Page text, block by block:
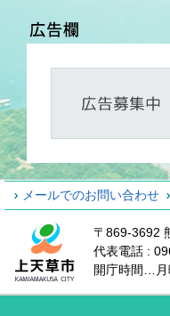
メールでのお問い合わせ
〒869-3692
代表電話 :
開庁時間…月